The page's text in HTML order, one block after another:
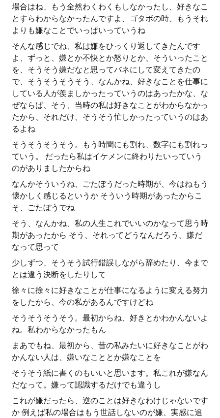
場合はね、もう全然わくわくもしなかったし、好きなこ
とすらわからなかったんですよ、ゴタボの時、もうそれ
よりも嫌なことでいっぱいっていうね
そんな感じでね、私は嫌をひっくり返してきたんです
よ、ずっと、嫌とか不快とか怒りとか、そういったこと
を、そうそう嫌だなと思ってバネにして変えてきたの
で、そうそうそうそう、なんかね、好きなことを仕事に
している人が羨ましかったっていうのはあったかな、な
ぜならば、そう、当時の私は好きなことがわからなかっ
たから、それだけ、そうそう忙しかったっていうのはあ
るよね
そうそうそうそう。もう時間にも割れ、数字にも割れっ
ていう。 だったら私はイケメンに終わりたいっていう
のがありましたからね
なんかそういうね、ごたぼうだった時期が、今はねもう
懐かしく感じるというか そういう時期があったからこ
そ、ごたぼうでね
そう、なんかね、私の人生これでいいのかなって思う時
期があったから そう、それってどうなんだろう。嫌だ
なって思って
少しずつ、そうそう試行錯誤しながら辞めたり、今まで
とは違う決断をしたりして
徐々に徐々に好きなことが仕事になるように変える努力
をしたから、今の私があるんですけどね
そうそうそうそう。最初からね、好きとかわかんないよ
ね。私わからなかったもん
まあでもね、最初から、昔の私みたいに好きなことがわ
かんない人は、嫌いなこととか嫌なことを
そうそう紙に書くのもいいと思います。私これが嫌なん
だなって。嫌って認識するだけでも違うし
これが嫌だったら、逆のことは好きなわけじゃないです
か 例えば私の場合はもう世話しないのが嫌、実感に追